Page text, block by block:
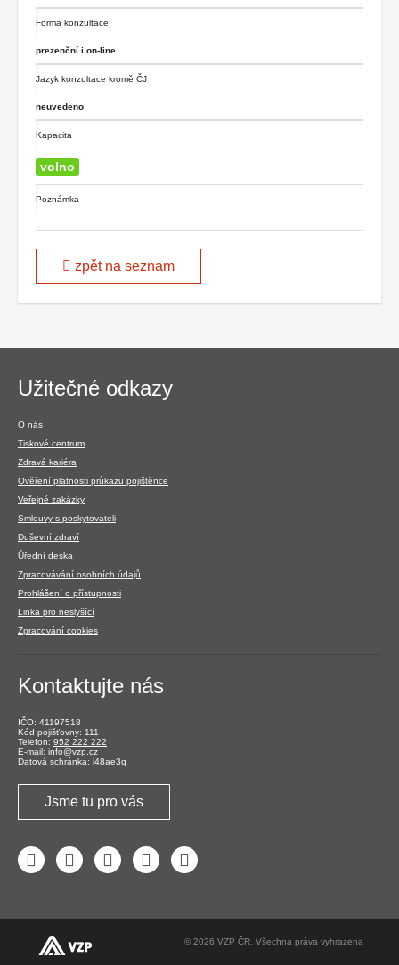
Forma konzultace
prezenční i on-line
Jazyk konzultace kromě ČJ
neuvedeno
Kapacita
volno
Poznámka
zpět na seznam
Navigace
v
Užitečné odkazy
O nás
Tiskové centrum
Zdravá kariéra
Ověření platnosti průkazu pojištěnce
Veřejné zakázky
Smlouvy s poskytovateli
Duševní zdraví
Úřední deska
Zpracovávání osobních údajů
Prohlášení o přístupnosti
Linka pro neslyšící
Zpracování cookies
Kontaktujte nás
IČO: 41197518
Kód pojišťovny: 111
Telefon: 952 222 222
E-mail: info@vzp.cz
Datová schránka: i48ae3q
Jsme tu pro vás
FacebookLinkedIn YouTubeInstagramTwitter
© 2026 VZP ČR, Všechna práva vyhrazena